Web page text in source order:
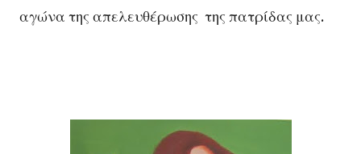
αγώνα της απελευθέρωσης της πατρίδας μας.